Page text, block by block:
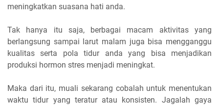
meningkatkan suasana hati anda.
Tak hanya itu saja, berbagai macam aktivitas yang
berlangsung sampai larut malam juga bisa mengganggu
kualitas serta pola tidur anda yang bisa menjadikan
produksi hormon stres menjadi meningkat.
Maka dari itu, muali sekarang cobalah untuk menentukan
waktu tidur yang teratur atau konsisten. Jagalah gaya